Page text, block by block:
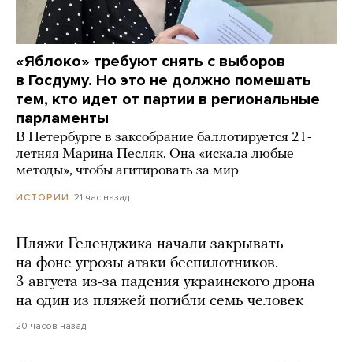
«Яблоко» требуют снять с выборов
в Госдуму. Но это не должно помешать
тем, кто идет от партии в региональные
парламенты
В Петербурге в заксобрание баллотируется 21-
летняя Марина Песляк. Она «искала любые
методы», чтобы агитировать за мир
ИСТОРИИ 21 час назад
Пляжи Геленджика начали закрывать
на фоне угрозы атаки беспилотников.
3 августа из-за падения украинского дрона
на один из пляжей погибли семь человек
20 часов назад